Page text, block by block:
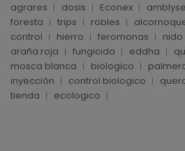
agrares dosis Econex
foresta
trips robles
control
hierro feromonas nido
araña roja
fungicida eddha
mosca blanca
biologico
inyección
control biologico
tienda
ecologico